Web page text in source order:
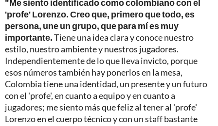
"Me siento identificado como colombiano con el
'profe' Lorenzo. Creo que, primero que todo, es
persona, une un grupo, que para mí es muy
importante.Tiene una idea clara y conoce nuestro
estilo, nuestro ambiente y nuestros jugadores.
Independientemente de lo que lleva invicto, porque
esos números también hay ponerlos en la mesa,
Colombia tiene una identidad, un presente y un futuro
con el 'profe', en cuanto a equipo y en cuanto a
jugadores; me siento más que feliz al tener al 'profe'
Lorenzo en el cuerpo técnico y con un staff bastante